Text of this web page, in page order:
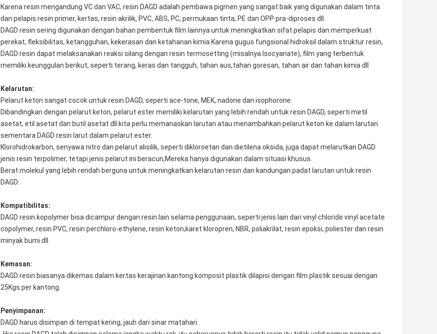
Karena resin mengandung VC dan VAC, resin DAGD adalah pembawa pigmen yang sangat baik yang digunakan dalam tinta
dan pelapis.resin primer, kertas, resin akrilik, PVC, ABS, PC, permukaan tinta, PE dan OPP pra-diproses dll.
DAGD resin sering digunakan dengan bahan pembentuk film lainnya untuk meningkatkan sifat pelapis dan memperkuat
perekat, fleksibilitas, ketangguhan, kekerasan dan ketahanan kimia.Karena gugus fungsional hidroksil dalam struktur resin,
DAGD resin dapat melaksanakan reaksi silang dengan resin termosetting (misalnya Isocyanate), film yang terbentuk
memiliki keunggulan berikut, seperti terang, keras dan tangguh, tahan aus,tahan goresan, tahan air dan tahan kimia dll
Kelarutan:
Pelarut keton sangat cocok untuk resin DAGD, seperti ace-tone, MEK, nadone dan isophorone.
Dibandingkan dengan pelarut keton, pelarut ester memiliki kelarutan yang lebih rendah untuk resin DAGD, seperti metil
asetat, etil asetat dan butil asetat dll.kita perlu memanaskan larutan atau menambahkan pelarut keton ke dalam larutan
sementara DAGD resin larut dalam pelarut ester.
Klorohidrokarbon, senyawa nitro dan pelarut alisilik, seperti dikloroetan dan dietilena oksida, juga dapat melarutkan DAGD
jenis resin terpolimer, tetapi jenis pelarut ini beracun,Mereka hanya digunakan dalam situasi khusus.
Berat molekul yang lebih rendah berguna untuk meningkatkan kelarutan resin dan kandungan padat larutan untuk resin
DAGD.
Kompatibilitas:
DAGD resin kopolymer bisa dicampur dengan resin lain selama penggunaan, seperti jenis lain dari vinyl chloride vinyl acetate
copolymer, resin PVC, resin perchloro-ethylene, resin keton,karet kloropren, NBR, poliakrilat, resin epoksi, poliester dan resin
minyak bumi dll.
Kemasan:
DAGD resin biasanya dikemas dalam kertas kerajinan kantong komposit plastik dilapisi dengan film plastik sesuai dengan
25Kgs per kantong.
Penyimpanan:
DAGD harus disimpan di tempat kering, jauh dari sinar matahari.